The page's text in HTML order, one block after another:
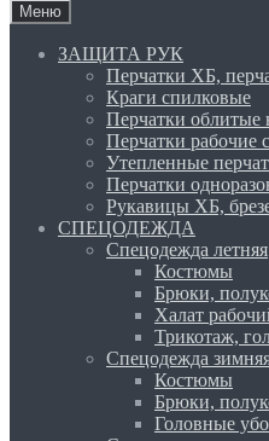
Меню
ЗАЩИТА РУК
Перчатки ХБ,
Краги спилковые
Перчатки
Перчатки рабочие
Утепленные
Перчатки
Рукавицы ХБ,
СПЕЦОДЕЖДА
Спецодежда летняя
Костюмы
Брюки,
Халат
Трикотаж,
Спецодежда
Костюмы
Брюки,
Головные